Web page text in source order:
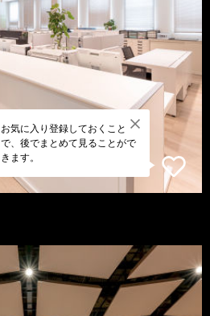
お気に入り登録しておくこと
で、後でまとめて見ることがで
きます。